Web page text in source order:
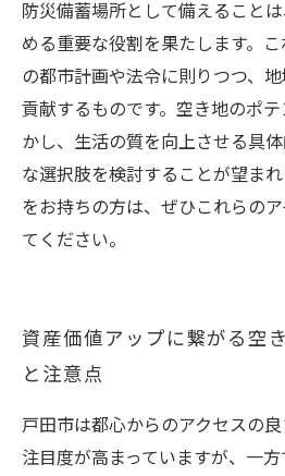
防災備蓄場所として備えること
める重要な役割を果たします。
の都市計画や法令に則りつつ、
貢献するものです。空き地のポ
かし、生活の質を向上させる具
な選択肢を検討することが望ま
をお持ちの方は、ぜひこれらの
てください。
資産価値アップに繋がる空
と注意点
戸田市は都心からのアクセスの
注目度が高まっていますが、一